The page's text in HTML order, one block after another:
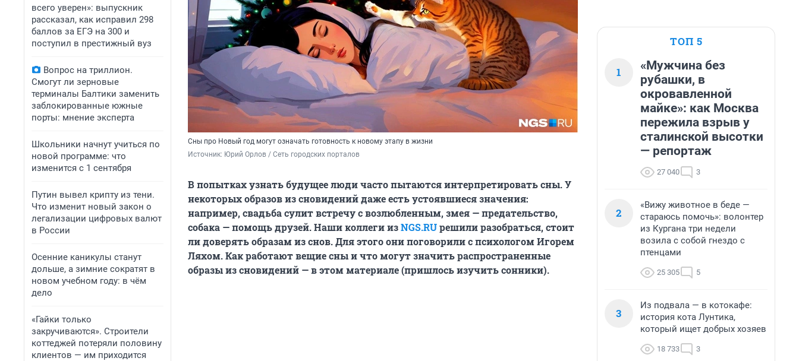
всего уверен»: выпускник
рассказал, как исправил 298
баллов за ЕГЭ на 300 и
поступил в престижный вуз
Вопрос на триллион.
Смогут ли зерновые
терминалы Балтики заменить
заблокированные южные
порты: мнение эксперта
Школьники начнут учиться по
новой программе: что
изменится с 1 сентября
Путин вывел крипту из тени.
Что изменит новый закон о
легализации цифровых валют
в России
Осенние каникулы станут
дольше, а зимние сократят в
новом учебном году: в чём
дело
«Гайки только
закручиваются». Строители
коттеджей потеряли половину
клиентов — им приходится
Сны про Новый год могут означать готовность к новому этапу в жизни
Источник: Юрий Орлов / Сеть городских порталов
В попытках узнать будущее люди часто пытаются интерпретировать сны. У
некоторых образов из сновидений даже есть устоявшиеся значения:
например, свадьба сулит встречу с возлюбленным, змея — предательство,
собака — помощь друзей. Наши коллеги изNGS.RUрешили разобраться, стоит
ли доверять образам из снов. Для этого они поговорили с психологом Игорем
Ляхом. Как работают вещие сны и что могут значить распространенные
образы из сновидений — в этом материале (пришлось изучить сонники).
ТОП 5
1
«Мужчина без
рубашки, в
окровавленной
майке»: как Москва
пережила взрыв у
сталинской высотки
— репортаж
27 040 3
2
«Вижу животное в беде —
стараюсь помочь»: волонтер
из Кургана три недели
возила с собой гнездо с
птенцами
25 305 5
3
Из подвала — в котокафе:
история кота Лунтика,
который ищет добрых хозяев
18 733 3